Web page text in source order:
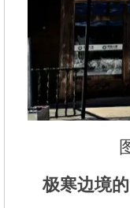
极寒边境